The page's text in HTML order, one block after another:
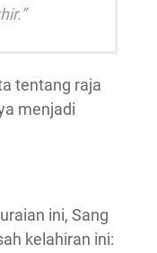
tentang raja
menjadi
ini, Sang
kelahiran ini: